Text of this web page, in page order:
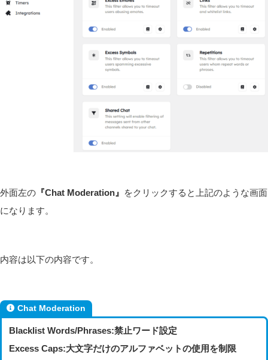
外面左の 『Chat Moderation』 をクリックすると上記のような画面
になります。
内容は以下の内容です。
Chat Moderation
Blacklist Words/Phrases:禁止ワード設定
Excess Caps:大文字だけのアルファベットの使用を制限